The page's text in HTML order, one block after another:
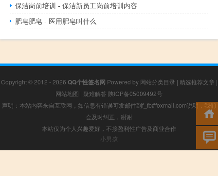
保洁岗前培训 - 保洁新员工岗前培训内容
肥皂肥皂 - 医用肥皂叫什么
Copyright © 2012 - 2026 QQ个性签名网 Powered by 网站分类目录 | 精选推荐文章 |
网站地图 | 疑难解答 陕ICP备05009492号
声明：本站内容来自互联网，如信息有错误可发邮件到f_fb#foxmail.com说明，我们
会及时纠正，谢谢
本站仅为个人兴趣爱好，不接盈利性广告及商业合作
小男孩